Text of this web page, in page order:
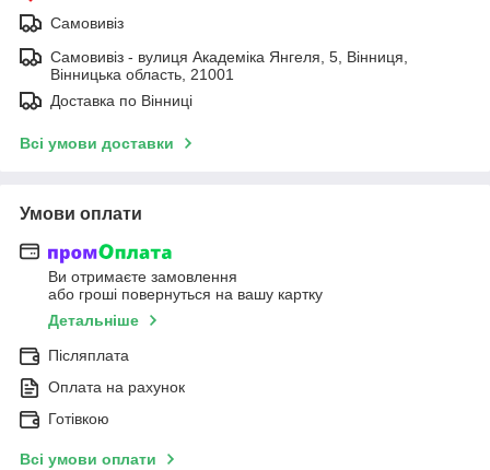
Самовивіз
Самовивіз - вулиця Академіка Янгеля, 5, Вінниця,
Вінницька область, 21001
Доставка по Вінниці
Всі умови доставки
Умови оплати
Ви отримаєте замовлення
або гроші повернуться на вашу картку
Детальніше
Післяплата
Оплата на рахунок
Готівкою
Всі умови оплати